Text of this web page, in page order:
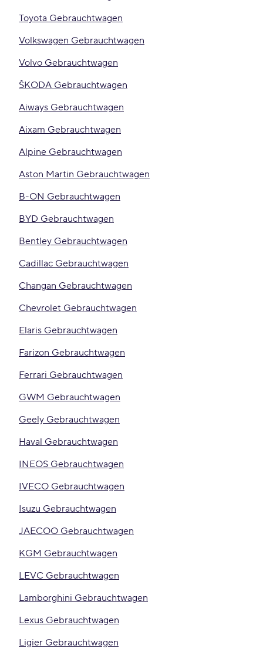
Toyota Gebrauchtwagen
Volkswagen Gebrauchtwagen
Volvo Gebrauchtwagen
ŠKODA Gebrauchtwagen
Aiways Gebrauchtwagen
Aixam Gebrauchtwagen
Alpine Gebrauchtwagen
Aston Martin Gebrauchtwagen
B-ON Gebrauchtwagen
BYD Gebrauchtwagen
Bentley Gebrauchtwagen
Cadillac Gebrauchtwagen
Changan Gebrauchtwagen
Chevrolet Gebrauchtwagen
Elaris Gebrauchtwagen
Farizon Gebrauchtwagen
Ferrari Gebrauchtwagen
GWM Gebrauchtwagen
Geely Gebrauchtwagen
Haval Gebrauchtwagen
INEOS Gebrauchtwagen
IVECO Gebrauchtwagen
Isuzu Gebrauchtwagen
JAECOO Gebrauchtwagen
KGM Gebrauchtwagen
LEVC Gebrauchtwagen
Lamborghini Gebrauchtwagen
Lexus Gebrauchtwagen
Ligier Gebrauchtwagen